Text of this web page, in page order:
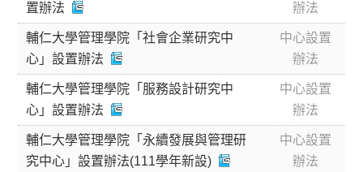
置辦法
辦法
輔仁大學管理學院「社會企業研究中
心」設置辦法
中心設置
辦法
輔仁大學管理學院「服務設計研究中
心」設置辦法
中心設置
辦法
輔仁大學管理學院「永續發展與管理研
究中心」設置辦法(111學年新設)
中心設置
辦法